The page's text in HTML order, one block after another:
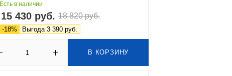
Есть в наличии
15 430 руб. 18 820 руб.
-18% Выгода 3 390 руб.
В КОРЗИНУ